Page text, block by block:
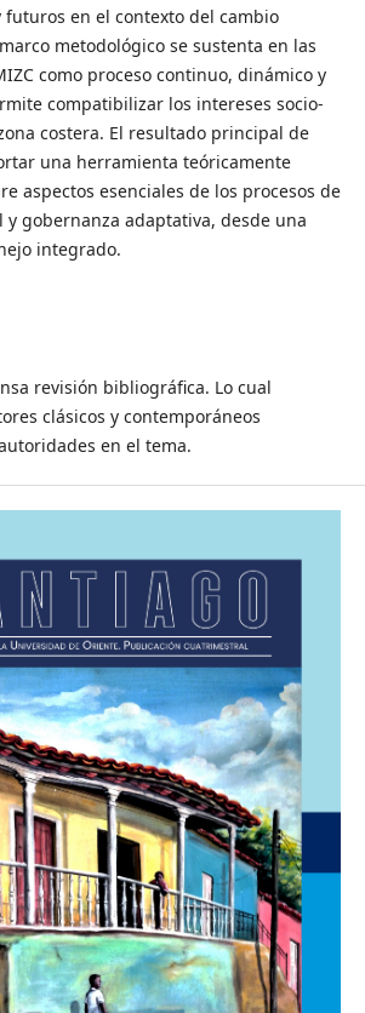
futuros en el contexto del cambio
metodológico se sustenta en las
como proceso continuo, dinámico y
compatibilizar los intereses socio-
costera. El resultado principal de
una herramienta teóricamente
aspectos esenciales de los procesos de
y gobernanza adaptativa, desde una
integrado.
revisión bibliográfica. Lo cual
clásicos y contemporáneos
en el tema.